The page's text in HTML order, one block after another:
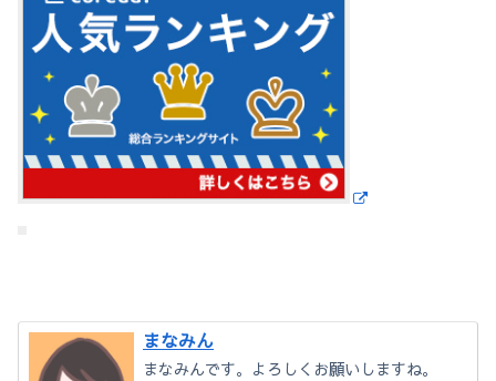
まなみん
まなみんです。よろしくお願いしますね。